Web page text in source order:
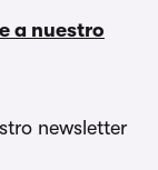
a nuestro
newsletter